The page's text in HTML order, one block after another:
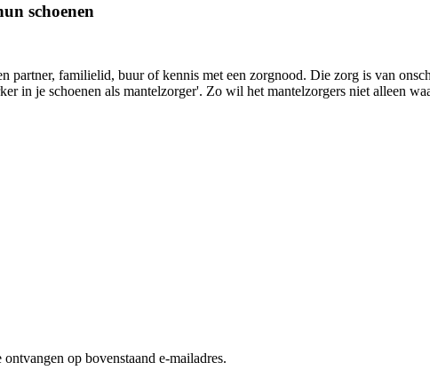
schoenen
partner, familielid, buur of kennis met een zorgnood. Die zorg is van
in je schoenen als mantelzorger'. Zo wil het mantelzorgers niet alleen
op bovenstaand e-mailadres.